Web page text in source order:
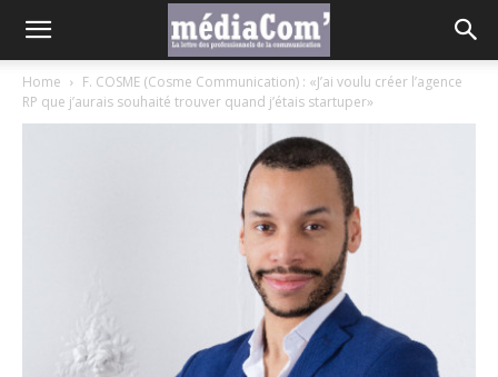
Home
F. COSME (Cosme Communication) : «J’ai voulu créer l’agence
RP que j’aurais souhaité trouver quand j’étais startuper»